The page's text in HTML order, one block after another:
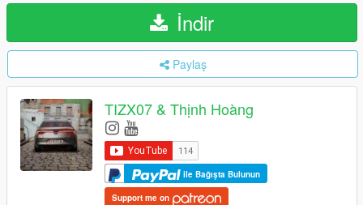
İndir
Paylaş
TIZX07 & Thịnh Hoàng
ile Bağışta Bulunun
Support me on